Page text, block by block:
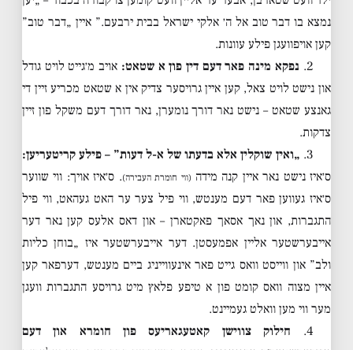
נמצא בו דבר טוב אל ה׳ אלקי ישראל בבית ירבעם.” איין „דבר טוב”
קען אויפוועגן פילע עוונות.
2. נפקא מינה פאר דעם דין פון א שטאט: אויב מ׳גייט לויט גודל
און נישט לויט צאל, קען איין גרויסער צדיק אין א שטאט מכריע זיין די
גאנצע שטאט – נישט נאר דורך נומערן, נאר דורך דעם משקל פון זיין
צדקות.
3. „ואין שוקלין אלא בדעתו של א-ל דעות” – פילע קריטעריען:
ס׳איז נישט נאר איין קנה מידה (ווי חומרת העבירה). ס׳איז אויך: ווי שווער
ס׳איז געווען פאר דעם מענטש, ווי פיל צער ער האט געהאט, ווי פיל
התגברות, און נאך אסאך פאקטארן – און דאס אלעס קען נאר דער
אייבערשטער אליין אפמעסטן. דער אייבערשטער איז „בוחן כליות
ולב” און ווייסט וואס גייט פאר אינעווייניג ביים מענטש, דערפאר קען
איין מצוה וואס קומט פון א טיפע פלאץ מיט גרויסע התגברות וועגן
מער ווי מען וואלט געמיינט.
4.
חילוק צווישן קאטעגאריעס פון חומרא און דעם